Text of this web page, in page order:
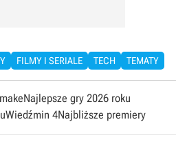
FILMY I SERIALE TECH TEMATY
Najlepsze gry 2026 roku
Wiedźmin 4Najbliższe premiery